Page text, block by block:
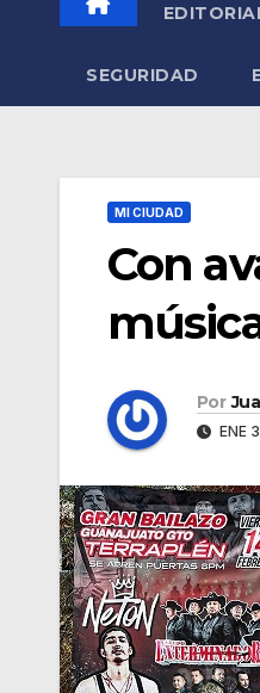
SEGURIDAD
MI CIUDAD
Con
Por
ENE